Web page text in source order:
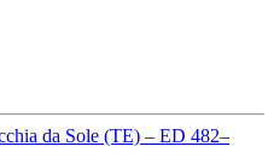
da Sole (TE) – ED 482–